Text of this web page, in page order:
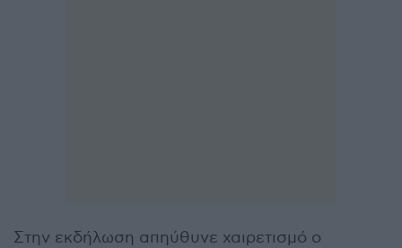
Στην εκδήλωση απηύθυνε χαιρετισμό ο